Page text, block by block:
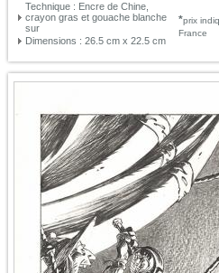
Technique : Encre de Chine,
crayon gras et gouache blanche
sur
Dimensions : 26.5 cm x 22.5 cm
*prix
France